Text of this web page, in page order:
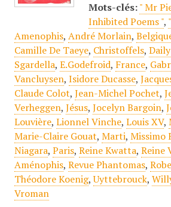
Mots-clés: " Mr
Inhibited Poems ",
Amenophis, André Morlain,
Camille De Taeye, Christoffels,
Sgardella, E.Godefroid, France,
Vancluysen, Isidore Ducasse,
Claude Colot, Jean-Michel Pochet,
Verheggen, Jésus, Jocelyn Bargoin,
Louvière, Lionnel Vinche, Louis XV,
Marie-Claire Gouat, Marti, Missimo
Niagara, Paris, Reine Kwatta, Reine
Aménophis, Revue Phantomas,
Théodore Koenig,Uyttebrouck,
Vroman